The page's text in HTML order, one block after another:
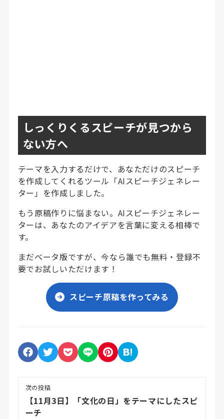
しっくりくるスピーチが見つから
ない方へ
テーマを入力するだけで、あなただけのスピーチ
を作成してくれるツール「AIスピーチジェネレー
ター」を作成しました。
もう原稿作りに悩まない。AIスピーチジェネレー
ターは、あなたのアイデアを言葉に変える相棒で
す。
まだベータ版ですが、今なら誰でも無料・登録不
要でお試しいただけます！
スピーチ原稿を作ってみる
次の投稿
【11月3日】「文化の日」をテーマにしたスピ
ーチ